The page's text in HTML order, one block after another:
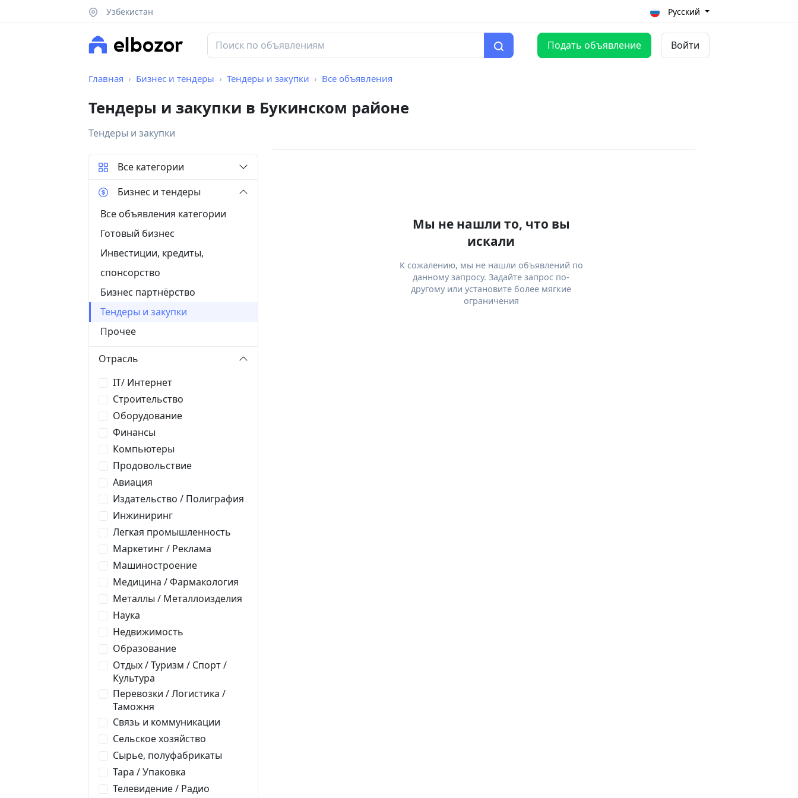
Узбекистан Русский
Подать объявление Войти
Главная Бизнес и тендеры Тендеры и закупки Все объявления
Тендеры и закупки в Букинском районе
Тендеры и закупки
Мы не нашли то, что вы
искали
К сожалению, мы не нашли объявлений по
данному запросу. Задайте запрос по-
другому или установите более мягкие
ограничения
Все категории
Бизнес и тендеры
Все объявления категории
Готовый бизнес
Инвестиции, кредиты,
спонсорство
Бизнес партнёрство
Тендеры и закупки
Прочее
Отрасль
IT/ Интернет
Строительство
Оборудование
Финансы
Компьютеры
Продовольствие
Авиация
Издательство / Полиграфия
Инжиниринг
Легкая промышленность
Маркетинг / Реклама
Машиностроение
Медицина / Фармакология
Металлы / Металлоизделия
Наука
Недвижимость
Образование
Отдых / Туризм / Спорт /
Культура
Перевозки / Логистика /
Таможня
Связь и коммуникации
Сельское хозяйство
Сырье, полуфабрикаты
Тара / Упаковка
Телевидение / Радио